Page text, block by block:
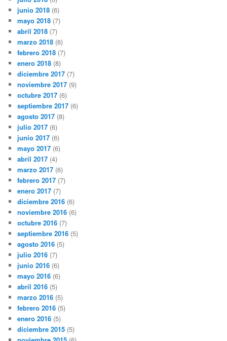
junio 2018 (6)
mayo 2018 (7)
abril 2018 (7)
marzo 2018 (6)
febrero 2018 (7)
enero 2018 (8)
diciembre 2017 (7)
noviembre 2017 (9)
octubre 2017 (6)
septiembre 2017 (6)
agosto 2017 (8)
julio 2017 (6)
junio 2017 (6)
mayo 2017 (6)
abril 2017 (4)
marzo 2017 (6)
febrero 2017 (7)
enero 2017 (7)
diciembre 2016 (6)
noviembre 2016 (6)
octubre 2016 (7)
septiembre 2016 (5)
agosto 2016 (5)
julio 2016 (7)
junio 2016 (6)
mayo 2016 (6)
abril 2016 (5)
marzo 2016 (5)
febrero 2016 (5)
enero 2016 (5)
diciembre 2015 (5)